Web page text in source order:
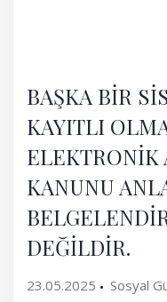
BAŞKA BİR
KAYITLI
ELEKTRONİK
KANUNU
DEĞİLDİR.
23.05.2025 Sosyal